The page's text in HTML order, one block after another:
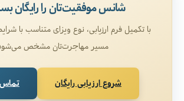
شانس موفقیت‌تان را رایگان
با تکمیل فرم ارزیابی، نوع ویزای متناسب با
مسیر مهاجرت‌تان مشخص
شروع ارزیابی رایگان تماس